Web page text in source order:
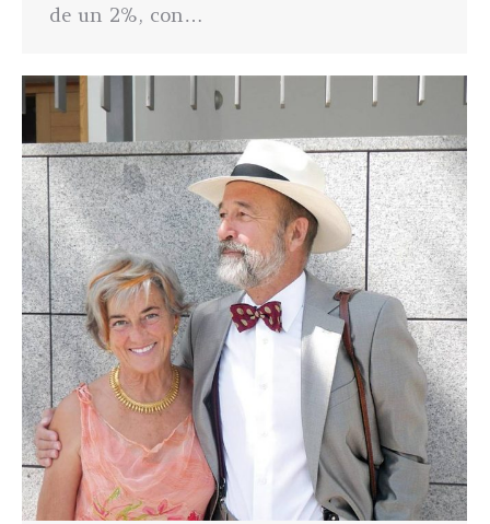
de un 2%, con…